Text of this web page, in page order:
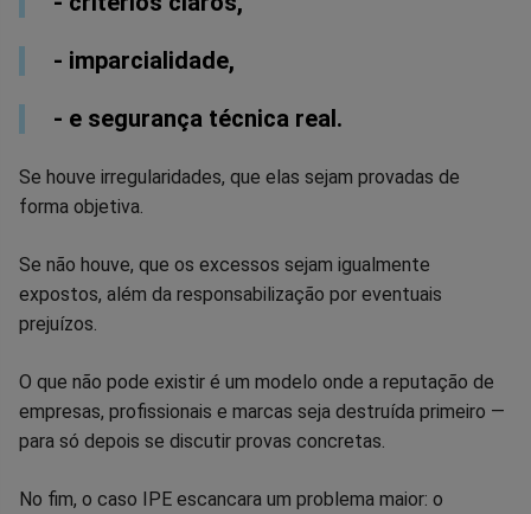
- imparcialidade,
- e segurança técnica real.
Se houve irregularidades, que elas sejam provadas de
forma objetiva.
Se não houve, que os excessos sejam igualmente
expostos, além da responsabilização por eventuais
prejuízos.
O que não pode existir é um modelo onde a reputação de
empresas, profissionais e marcas seja destruída primeiro —
para só depois se discutir provas concretas.
No fim, o caso IPE escancara um problema maior: o